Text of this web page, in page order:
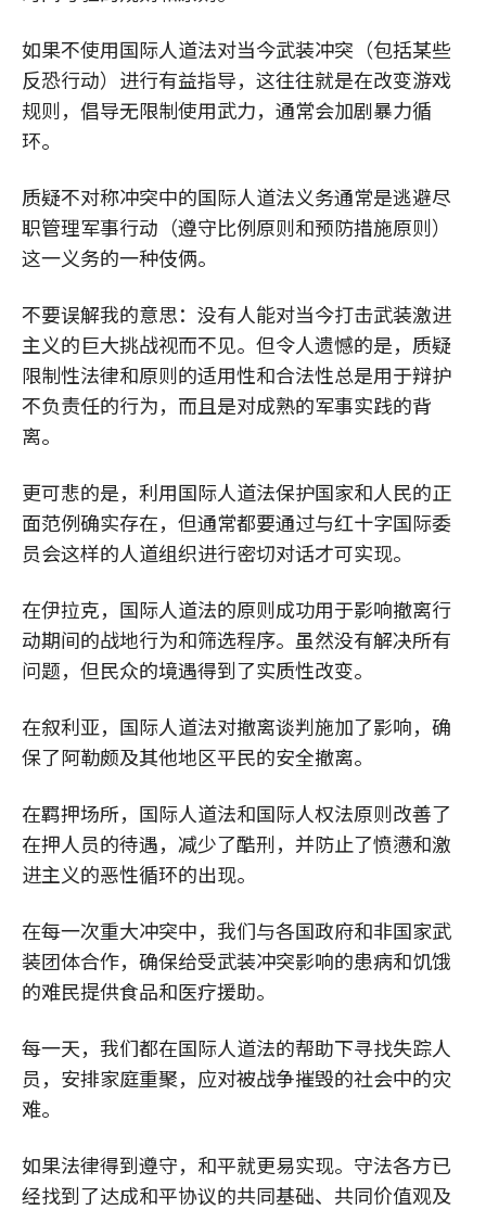
如果不使用国际人道法对当今武装冲突（包括某些
反恐行动）进行有益指导，这往往就是在改变游戏
规则，倡导无限制使用武力，通常会加剧暴力循
环。
质疑不对称冲突中的国际人道法义务通常是逃避尽
职管理军事行动（遵守比例原则和预防措施原则）
这一义务的一种伎俩。
不要误解我的意思：没有人能对当今打击武装激进
主义的巨大挑战视而不见。但令人遗憾的是，质疑
限制性法律和原则的适用性和合法性总是用于辩护
不负责任的行为，而且是对成熟的军事实践的背
离。
更可悲的是，利用国际人道法保护国家和人民的正
面范例确实存在，但通常都要通过与红十字国际委
员会这样的人道组织进行密切对话才可实现。
在伊拉克，国际人道法的原则成功用于影响撤离行
动期间的战地行为和筛选程序。虽然没有解决所有
问题，但民众的境遇得到了实质性改变。
在叙利亚，国际人道法对撤离谈判施加了影响，确
保了阿勒颇及其他地区平民的安全撤离。
在羁押场所，国际人道法和国际人权法原则改善了
在押人员的待遇，减少了酷刑，并防止了愤懑和激
进主义的恶性循环的出现。
在每一次重大冲突中，我们与各国政府和非国家武
装团体合作，确保给受武装冲突影响的患病和饥饿
的难民提供食品和医疗援助。
每一天，我们都在国际人道法的帮助下寻找失踪人
员，安排家庭重聚，应对被战争摧毁的社会中的灾
难。
如果法律得到遵守，和平就更易实现。守法各方已
经找到了达成和平协议的共同基础、共同价值观及